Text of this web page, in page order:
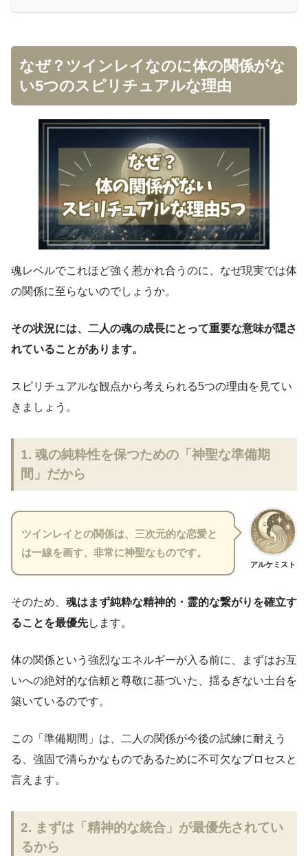
なぜ？ツインレイなのに体の関係がな
い5つのスピリチュアルな理由
魂レベルでこれほど強く惹かれ合うのに、なぜ現実では体
の関係に至らないのでしょうか。
その状況には、二人の魂の成長にとって重要な意味が隠さ
れていることがあります。
スピリチュアルな観点から考えられる5つの理由を見てい
きましょう。
1. 魂の純粋性を保つための「神聖な準備期
間」だから
アルケミスト
ツインレイとの関係は、三次元的な恋愛と
は一線を画す、非常に神聖なものです。
そのため、 魂はまず純粋な精神的・霊的な繋がりを確立す
ることを最優先します。
体の関係という強烈なエネルギーが入る前に、まずはお互
いへの絶対的な信頼と尊敬に基づいた、揺るぎない土台を
築いているのです。
この「準備期間」は、二人の関係が今後の試練に耐えう
る、強固で清らかなものであるために不可欠なプロセスと
言えます。
2. まずは「精神的な統合」が最優先されてい
るから